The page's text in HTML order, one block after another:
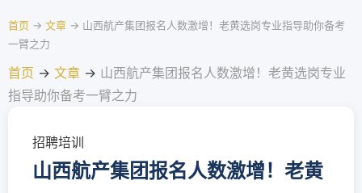
首页 → 文章 → 山西航产集团报名人数激增！老黄选岗专业指导助你备考
一臂之力
首页 → 文章 → 山西航产集团报名人数激增！老黄选岗专业
指导助你备考一臂之力
招聘培训
山西航产集团报名人数激增！老黄